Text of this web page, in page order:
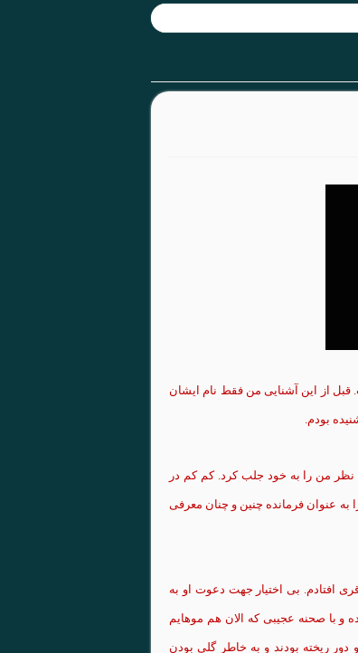
از این آشنایی من فقط نام ایشان
بودم.
نظر من را به خود جلبکرد .کم کم در
به عنوان فرمانده چنین و چنان معرفی
افتادم. بی اختیار جهت دعوت او به
و با صحنه عجیبی که الان هم موهایم
و دورریخته بودند و به خاطرگلی بودن